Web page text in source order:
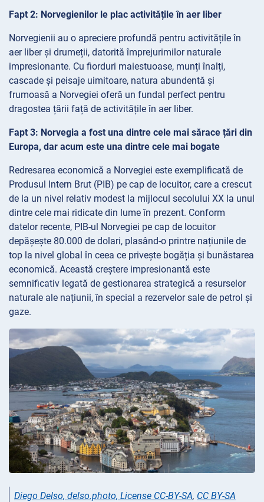
Fapt 2: Norvegienilor le plac activitățile în aer liber
Norvegienii au o apreciere profundă pentru activitățile în
aer liber și drumeții, datorită împrejurimilor naturale
impresionante. Cu fiorduri maiestuoase, munți înalți,
cascade și peisaje uimitoare, natura abundentă și
frumoasă a Norvegiei oferă un fundal perfect pentru
dragostea țării față de activitățile în aer liber.
Fapt 3: Norvegia a fost una dintre cele mai sărace țări din
Europa, dar acum este una dintre cele mai bogate
Redresarea economică a Norvegiei este exemplificată de
Produsul Intern Brut (PIB) pe cap de locuitor, care a crescut
de la un nivel relativ modest la mijlocul secolului XX la unul
dintre cele mai ridicate din lume în prezent. Conform
datelor recente, PIB-ul Norvegiei pe cap de locuitor
depășește 80.000 de dolari, plasând-o printre națiunile de
top la nivel global în ceea ce privește bogăția și bunăstarea
economică. Această creștere impresionantă este
semnificativ legată de gestionarea strategică a resurselor
naturale ale națiunii, în special a rezervelor sale de petrol și
gaze.
Diego Delso, delso.photo, License CC-BY-SA, CC BY-SA